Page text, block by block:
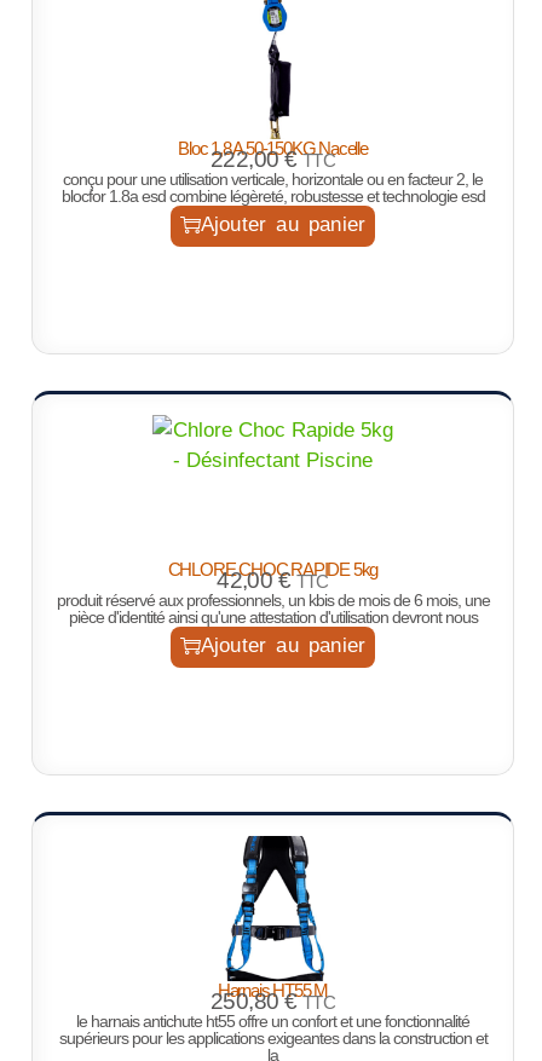
Bloc 1,8 A 50-150KG Nacelle
222,00€ TTC
conçu pour une utilisation verticale, horizontale ou en facteur 2, le
blocfor 1.8a esd combine légèreté, robustesse et technologie esd
Ajouter au panier
CHLORE CHOC RAPIDE 5kg
42,00€ TTC
produit réservé aux professionnels, un kbis de mois de 6 mois, une
pièce d'identité ainsi qu'une attestation d'utilisation devront nous
Ajouter au panier
Harnais HT55 M
250,80€ TTC
le harnais antichute ht55 offre un confort et une fonctionnalité
supérieurs pour les applications exigeantes dans la construction et
la